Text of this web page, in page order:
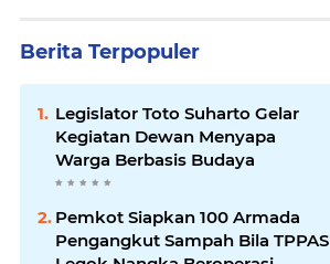
Berita Terpopuler
Legislator Toto Suharto Gelar
Kegiatan Dewan Menyapa
Warga Berbasis Budaya
Pemkot Siapkan 100 Armada
Pengangkut Sampah Bila TPPAS